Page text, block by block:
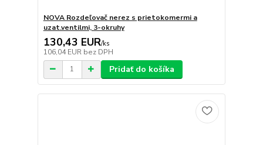
NOVA Rozdeľovač nerez s prietokomermi a
uzat.ventilmi, 3-okruhy
130,43 EUR/ks
106,04 EUR bez DPH
Pridať do košíka